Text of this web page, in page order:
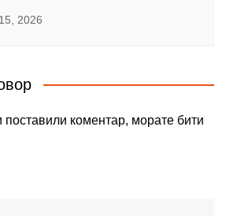
2026
коментар, морате бити